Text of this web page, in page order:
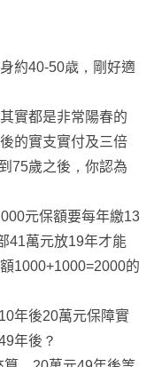
約40-50歳，剛好適
實都是非常陽春的
的實支實付及三倍
75歲之後，你認為
元保額要每年繳13
41萬元放19年才能
1000+1000=2000的
年後20萬元保障實
年後？